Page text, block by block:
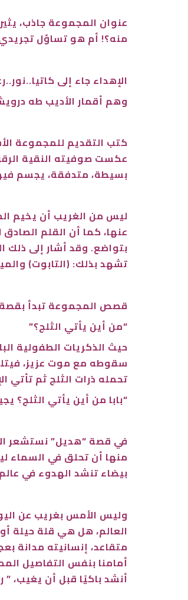
عنوان المجموعة جاذب،
منه؟! أم هو تساؤل تجريدي
الإهداء جاء إلى
وهم أقمار الأديب طه
كتب التقديم للمجموعة
عكست صوفيته النقية
بسيطة، متدفقة، يجسم
ليس من الغريب أن يخيم
عنها، كما أن القلم
بتواضع. وقد أشار إلى
تشهد بذلك: (التابوت)
قصص المجموعة تبدأ
“من أين يأتي الثلج؟”
حيث الذكريات الطفولية
سقوطه مع موت عزيز،
تحمله ذرات الثلج ثم تأتي
“بابا من أين يأتي الثلج؟
في قصة “هديل” نستشعر
منها أن تحلق في السماء
بيضاء تنشد الهدوء في
وليس الأمس بغريب عن
العالم، هل هي قلة حيلة
متقاعد، إنسانيته مدانة
أمامنا بنفس التفاصيل
أنشد باكيًا قبل أن يغيب،